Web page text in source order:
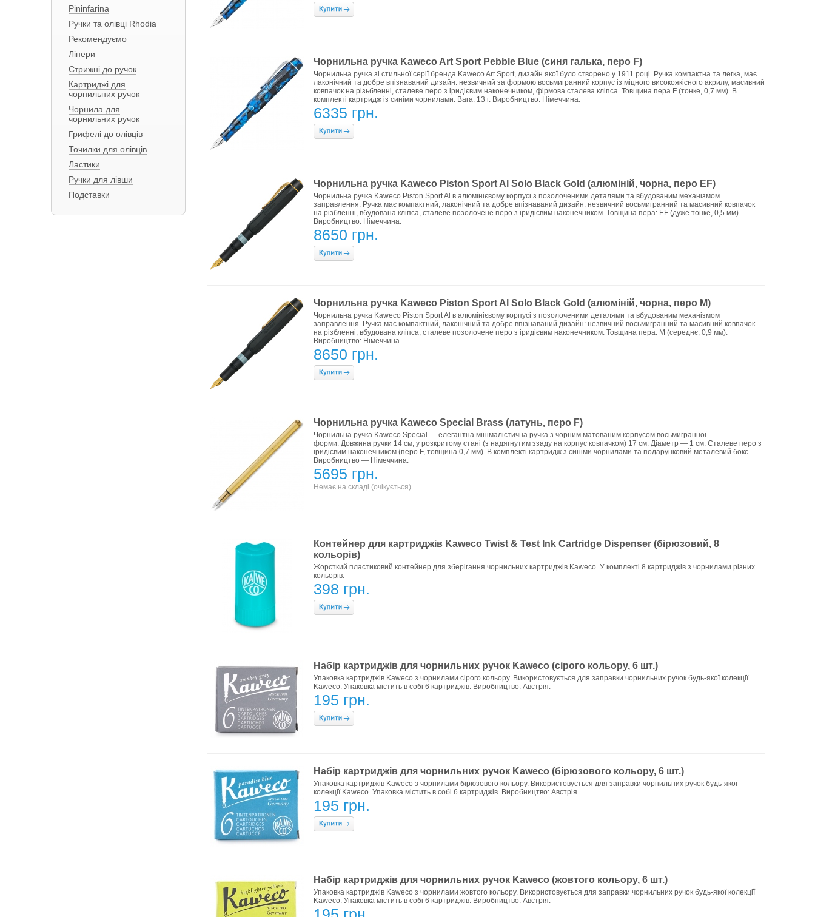
Pininfarina
Ручки та олівці Rhodia
Рекомендуємо
Лінери
Стрижні до ручок
Картриджі для
чорнильних ручок
Чорнила для
чорнильних ручок
Грифелі до олівців
Точилки для олівців
Ластики
Ручки для лівши
Подставки
Чорнильна ручка Kaweco Art Sport Pebble Blue (синя галька, перо F)
Чорнильна ручка зі стильної серії бренда Kaweco Art Sport, дизайн якої було створено у 1911 році. Ручка компактна та легка, має
лаконічний та добре впізнаваний дизайн: незвичний за формою восьмигранний корпус із міцного високоякісного акрилу, масивний
ковпачок на різьбленні, сталеве перо з іридієвим наконечником, фірмова сталева кліпса. Товщина пера F (тонке, 0,7 мм). В
комплекті картридж із синіми чорнилами. Вага: 13 г. Виробництво: Німеччина.
6335 грн.
Чорнильна ручка Kaweco Piston Sport Al Solo Black Gold (алюміній, чорна, перо EF)
Чорнильна ручка Kaweco Piston Sport Al в алюмінієвому корпусі з позолоченими деталями та вбудованим механізмом
заправлення. Ручка має компактний, лаконічний та добре впізнаваний дизайн: незвичний восьмигранний та масивний ковпачок
на різбленні, вбудована кліпса, сталеве позолочене перо з іридієвим наконечником. Товщина пера: EF (дуже тонке, 0,5 мм).
Виробництво: Німеччина.
8650 грн.
Чорнильна ручка Kaweco Piston Sport Al Solo Black Gold (алюміній, чорна, перо M)
Чорнильна ручка Kaweco Piston Sport Al в алюмінієвому корпусі з позолоченими деталями та вбудованим механізмом
заправлення. Ручка має компактний, лаконічний та добре впізнаваний дизайн: незвичний восьмигранний та масивний ковпачок
на різбленні, вбудована кліпса, сталеве позолочене перо з іридієвим наконечником. Товщина пера: M (середнє, 0,9 мм).
Виробництво: Німеччина.
8650 грн.
Чорнильна ручка Kaweco Special Brass (латунь, перо F)
Чорнильна ручка Kaweco Special — елегантна мінімалістична ручка з чорним матованим корпусом восьмигранної
форми. Довжина ручки 14 см, у розкритому стані (з надягнутим ззаду на корпус ковпачком) 17 см. Діаметр — 1 см. Сталеве перо з
іридієвим наконечником (перо F, товщина 0,7 мм). В комплекті картридж з синіми чорнилами та подарунковий металевий бокс.
Виробництво — Німеччина.
5695 грн.
Немає на складі (очікується)
Контейнер для картриджів Kaweco Twist & Test Ink Cartridge Dispenser (бірюзовий, 8
кольорів)
Жорсткий пластиковий контейнер для зберігання чорнильних картриджів Kaweco. У комплекті 8 картриджів з чорнилами різних
кольорів.
398 грн.
Набір картриджів для чорнильних ручок Kaweco (cірого кольору, 6 шт.)
Упаковка картриджів Kaweco з чорнилами сірого кольору. Використовується для заправки чорнильних ручок будь-якої колекції
Kaweco. Упаковка містить в собі 6 картриджів. Виробництво: Австрія.
195 грн.
Набір картриджів для чорнильних ручок Kaweco (бірюзового кольору, 6 шт.)
Упаковка картриджів Kaweco з чорнилами бірюзового кольору. Використовується для заправки чорнильних ручок будь-якої
колекції Kaweco. Упаковка містить в собі 6 картриджів. Виробництво: Австрія.
195 грн.
Набір картриджів для чорнильних ручок Kaweco (жовтого кольору, 6 шт.)
Упаковка картриджів Kaweco з чорнилами жовтого кольору. Використовується для заправки чорнильних ручок будь-якої колекції
Kaweco. Упаковка містить в собі 6 картриджів. Виробництво: Австрія.